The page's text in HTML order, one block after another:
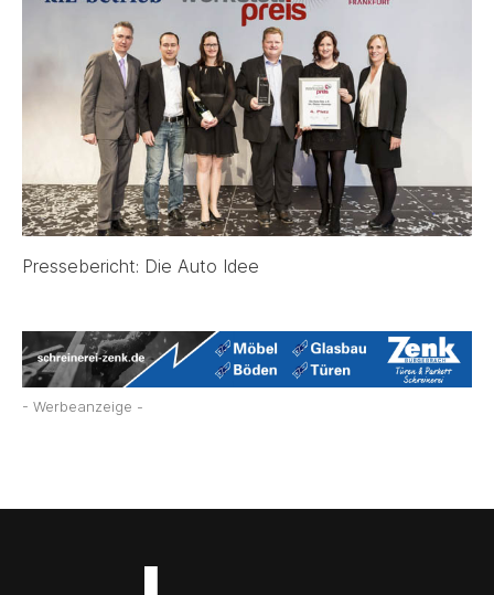
Pressebericht: Die Auto Idee
- Werbeanzeige -